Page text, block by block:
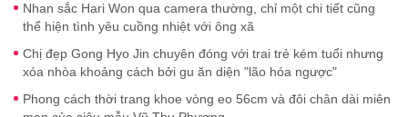
Nhan sắc Hari Won qua camera thường, chỉ một chi tiết cũng
thể hiện tình yêu cuồng nhiệt với ông xã
Chị đẹp Gong Hyo Jin chuyên đóng với trai trẻ kém tuổi nhưng
xóa nhòa khoảng cách bởi gu ăn diện "lão hóa ngược"
Phong cách thời trang khoe vòng eo 56cm và đôi chân dài miên